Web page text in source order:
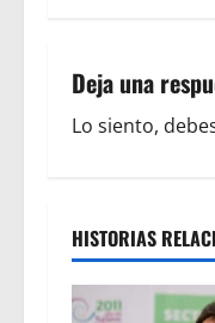
g
a
i
ó
Deja una
Lo siento,
HISTORIAS